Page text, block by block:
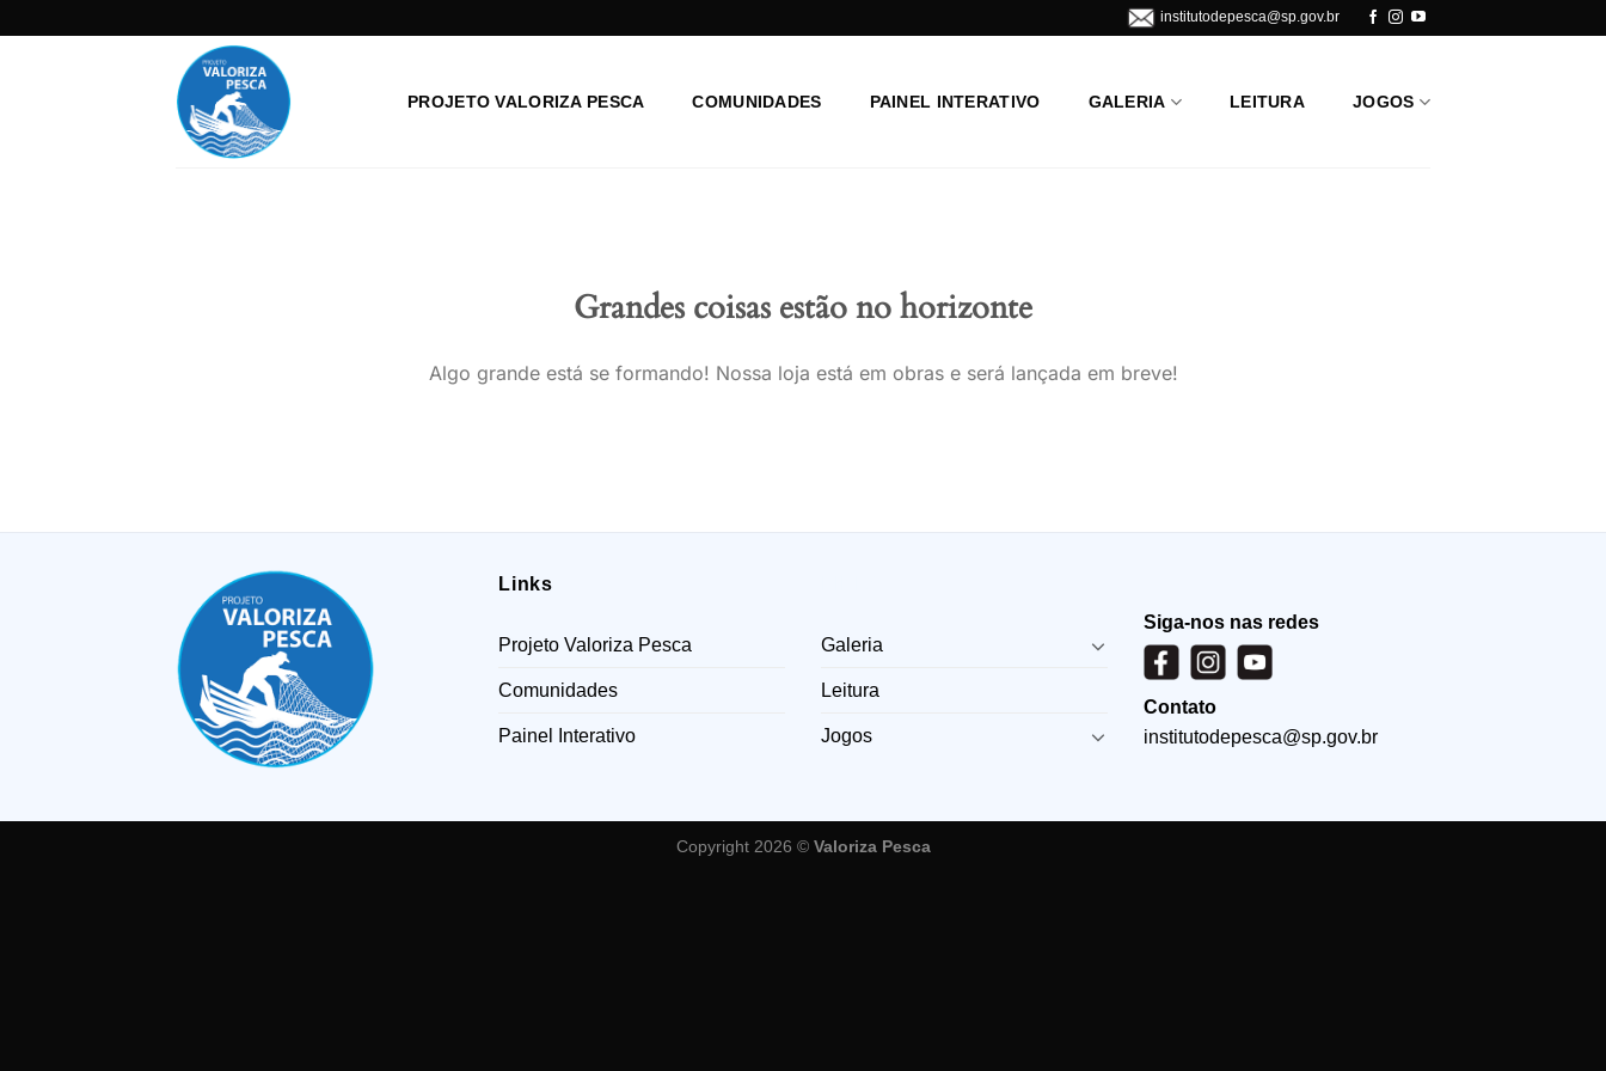
institutodepesca@sp.gov.br
PROJETO VALORIZA PESCA COMUNIDADES PAINEL INTERATIVO GALERIA LEITURA JOGOS
Grandes coisas estão no horizonte
Algo grande está se formando! Nossa loja está em obras e será lançada em breve!
Links
Projeto Valoriza Pesca
Comunidades
Painel Interativo
Galeria
Leitura
Jogos
Siga-nos nas redes
Contato
institutodepesca@sp.gov.br
Copyright 2026 © Valoriza Pesca